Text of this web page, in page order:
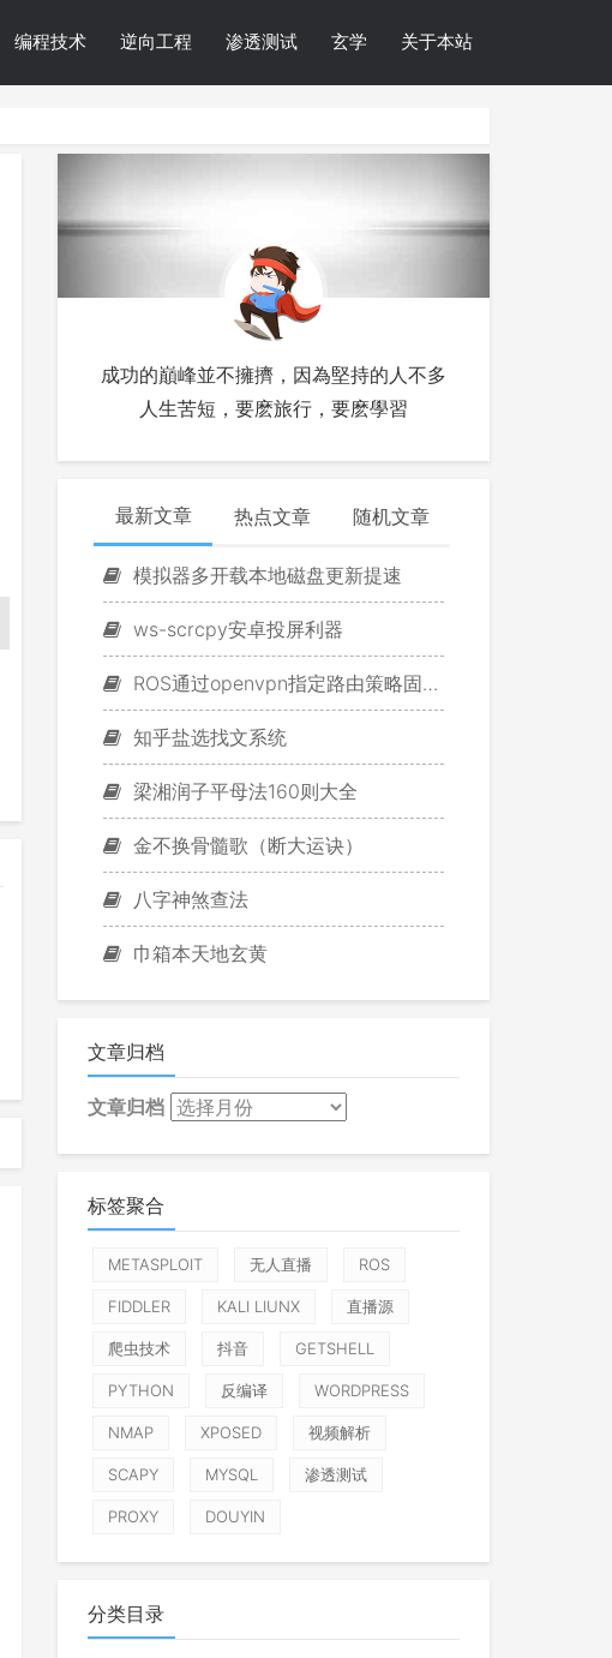
编程技术 逆向工程 渗透测试 玄学 关于本站
成功的巔峰並不擁擠，因為堅持的人不多
人生苦短，要麽旅行，要麽學習
最新文章 热点文章 随机文章
模拟器多开载本地磁盘更新提速
ws-scrcpy安卓投屏利器
ROS通过openvpn指定路由策略固定游戏IP
知乎盐选找文系统
梁湘润子平母法160则大全
金不换骨髓歌（断大运诀）
八字神煞查法
巾箱本天地玄黄
文章归档
文章归档
标签聚合
METASPLOIT 无人直播 ROS
FIDDLER KALI LIUNX 直播源
爬虫技术 抖音 GETSHELL
PYTHON 反编译 WORDPRESS
NMAP XPOSED 视频解析
SCAPY MYSQL 渗透测试
PROXY DOUYIN
分类目录